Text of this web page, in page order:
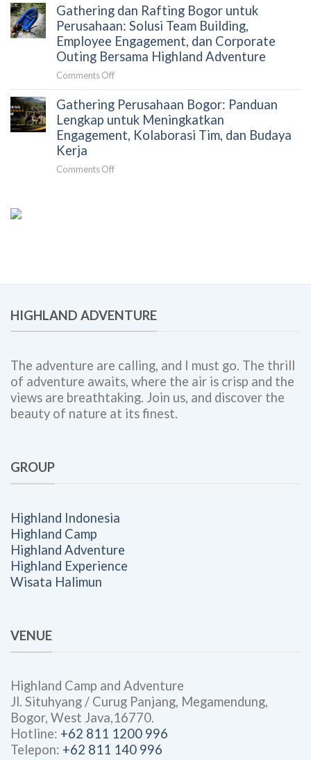
Panduan
Strategis
untuk
Mengurangi
Beban
dan
Meningkatkan
Dampak
Acara
dan
Offroad
Bogor
untuk
Team
Building
yang
Lebih
Efektif
Gathering dan Rafting Bogor untuk
Perusahaan: Solusi Team Building,
Employee Engagement, dan Corporate
Outing Bersama Highland Adventure
Comments Offon
dan
Rafting
Bogor
untuk
Solusi
Bersama
Adventure
Gathering Perusahaan Bogor: Panduan
Lengkap untuk Meningkatkan
Engagement, Kolaborasi Tim, dan Budaya
Kerja
Comments Offon
Tim,
dan
Budaya
HIGHLAND ADVENTURE
The adventure are calling, and I must go. The thrill
of adventure awaits, where the air is crisp and the
views are breathtaking. Join us, and discover the
beauty of nature at its finest.
GROUP
Highland Indonesia
Highland Camp
Highland Adventure
Highland Experience
Wisata Halimun
VENUE
Highland Camp and Adventure
Jl. Situhyang / Curug Panjang, Megamendung,
Bogor, West Java,16770.
Hotline: +62 811 1200 996
Telepon: +62 811 140 996